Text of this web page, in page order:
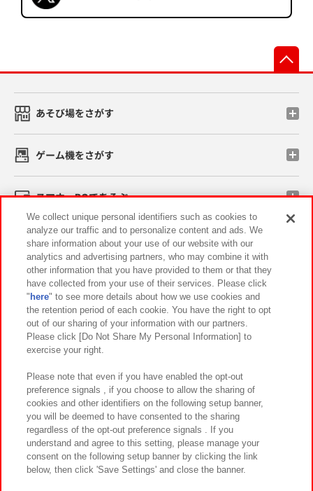
あそび場をさがす
ゲーム機をさがす
スマホ・PCであそぶ
イベント・キャンペーン
関連会社 サステナビリティ サイトポリシー
プライバシーポリシー ウェブアクセシビリティ方針と検証結果
お取引先さまとともに
カスタマーハラスメント対応方針 よくあるご質問・お問い合わせ
©Bandai Namco Amusement Inc.
We collect unique personal identifiers such as cookies to
analyze our traffic and to personalize content and ads. We
share information about your use of our website with our
analytics and advertising partners, who may combine it with
other information that you have provided to them or that they
have collected from your use of their services. Please click
" here" to see more details about how we use cookies and
the retention period of each cookie. You have the right to opt
out of our sharing of your information with our partners.
Please click [Do Not Share My Personal Information] to
exercise your right.
Please note that even if you have enabled the opt-out
preference signals , if you choose to allow the sharing of
cookies and other identifiers on the following setup banner,
you will be deemed to have consented to the sharing
regardless of the opt-out preference signals . If you
understand and agree to this setting, please manage your
consent on the following setup banner by clicking the link
below, then click 'Save Settings' and close the banner.